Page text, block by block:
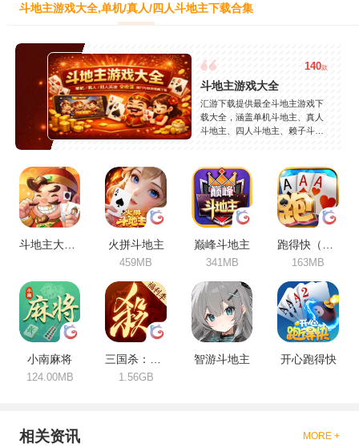
斗地主游戏大全,单机/真人/四人斗地主下载合集
140款
斗地主游戏大全
汇游下载提供最全斗地主游戏下
载大全，涵盖单机斗地主、真人
斗地主、四人斗地主、赖子斗地
游戏，支持安卓苹果免费下载，
安全稳定，持续更新。
斗地主大作战 火拼斗地主
459MB
巅峰斗地主
341MB 163MB
小南麻将
124.00MB
三国杀：一将成名
1.56GB
智游斗地主 开心跑得快
相关资讯 MORE +